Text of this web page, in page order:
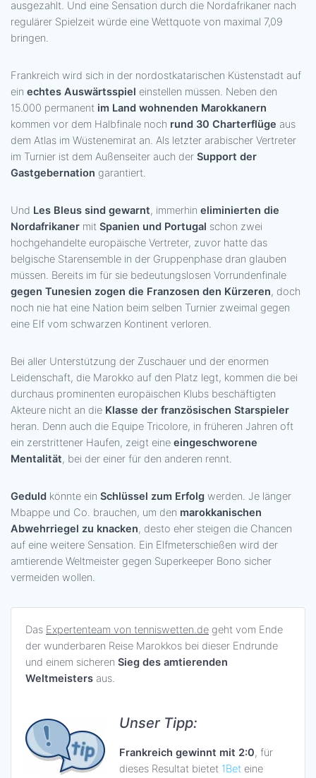
ausgezahlt. Und eine Sensation durch die Nordafrikaner nach
regulärer Spielzeit würde eine Wettquote von maximal 7,09
bringen.
Frankreich wird sich in der nordostkatarischen Küstenstadt auf
ein echtes Auswärtsspiel einstellen müssen. Neben den
15.000 permanent im Land wohnenden Marokkanern
kommen vor dem Halbfinale noch rund 30 Charterflüge aus
dem Atlas im Wüstenemirat an. Als letzter arabischer Vertreter
im Turnier ist dem Außenseiter auch der Support der
Gastgebernation garantiert.
Und Les Bleus sind gewarnt, immerhin eliminierten die
Nordafrikaner mit Spanien und Portugal schon zwei
hochgehandelte europäische Vertreter, zuvor hatte das
belgische Starensemble in der Gruppenphase dran glauben
müssen. Bereits im für sie bedeutungslosen Vorrundenfinale
gegen Tunesien zogen die Franzosen den Kürzeren, doch
noch nie hat eine Nation beim selben Turnier zweimal gegen
eine Elf vom schwarzen Kontinent verloren.
Bei aller Unterstützung der Zuschauer und der enormen
Leidenschaft, die Marokko auf den Platz legt, kommen die bei
durchaus prominenten europäischen Klubs beschäftigten
Akteure nicht an die Klasse der französischen Starspieler
heran. Denn auch die Equipe Tricolore, in früheren Jahren oft
ein zerstrittener Haufen, zeigt eine eingeschworene
Mentalität, bei der einer für den anderen rennt.
Geduld könnte ein Schlüssel zum Erfolg werden. Je länger
Mbappe und Co. brauchen, um den marokkanischen
Abwehrriegel zu knacken, desto eher steigen die Chancen
auf eine weitere Sensation. Ein Elfmeterschießen wird der
amtierende Weltmeister gegen Superkeeper Bono sicher
vermeiden wollen.
Das Expertenteam von tenniswetten.de geht vom Ende
der wunderbaren Reise Marokkos bei dieser Endrunde
und einem sicheren Sieg des amtierenden
Weltmeisters aus.
Unser Tipp:
Frankreich gewinnt mit 2:0, für
dieses Resultat bietet 1Bet eine